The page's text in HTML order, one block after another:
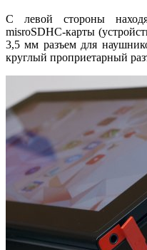
С левой стороны
misroSDHC-карты
3,5 мм разъем для
круглый проприетарный